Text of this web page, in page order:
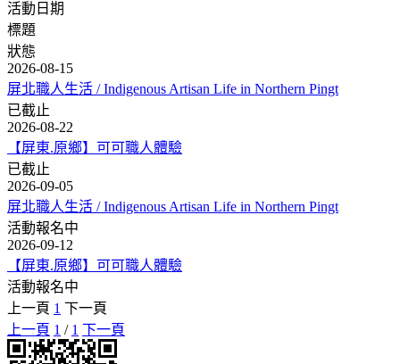
活動日期
標題
狀態
2026-08-15
屏北職人生活 / Indigenous Artisan Life in Northern Pingt
已截止
2026-08-22
【屏東.原鄉】可可職人體驗
已截止
2026-09-05
屏北職人生活 / Indigenous Artisan Life in Northern Pingt
活動報名中
2026-09-12
【屏東.原鄉】可可職人體驗
活動報名中
上一頁 1 下一頁
上一頁 1 / 1 下一頁